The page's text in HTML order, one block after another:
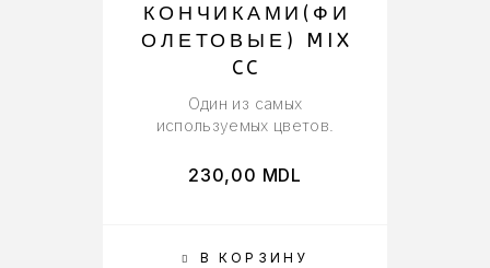
В КОРЗИНУ
КОНЧИКАМИ(ФИ
ОЛЕТОВЫЕ) MIX
CC
Один из самых
используемых цветов.
230,00 MDL